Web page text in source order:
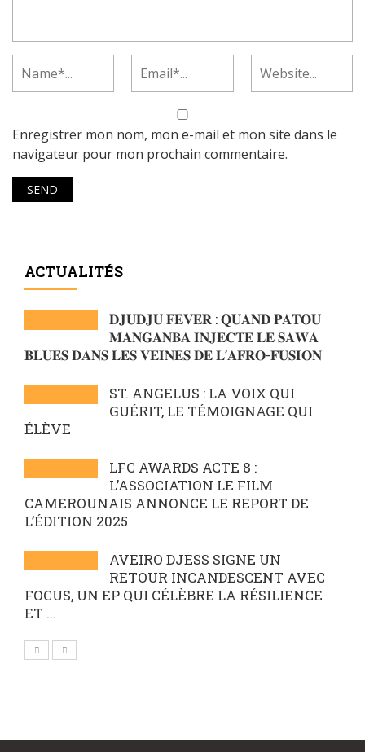
Enregistrer mon nom, mon e-mail et mon site dans le
navigateur pour mon prochain commentaire.
ACTUALITÉS
𝐃𝐉𝐔𝐃𝐉𝐔 𝐅𝐄𝐕𝐄𝐑 : 𝐐𝐔𝐀𝐍𝐃 𝐏𝐀𝐓𝐎𝐔
𝐌𝐀𝐍𝐆𝐀𝐍𝐁𝐀 𝐈𝐍𝐉𝐄𝐂𝐓𝐄 𝐋𝐄 𝐒𝐀𝐖𝐀
𝐁𝐋𝐔𝐄𝐒 𝐃𝐀𝐍𝐒 𝐋𝐄𝐒 𝐕𝐄𝐈𝐍𝐄𝐒 𝐃𝐄 𝐋’𝐀𝐅𝐑𝐎-𝐅𝐔𝐒𝐈𝐎𝐍
ST. ANGELUS : LA VOIX QUI
GUÉRIT, LE TÉMOIGNAGE QUI
ÉLÈVE
LFC AWARDS ACTE 8 :
L’ASSOCIATION LE FILM
CAMEROUNAIS ANNONCE LE REPORT DE
L’ÉDITION 2025
AVEIRO DJESS SIGNE UN
RETOUR INCANDESCENT AVEC
FOCUS, UN EP QUI CÉLÈBRE LA RÉSILIENCE
ET ...